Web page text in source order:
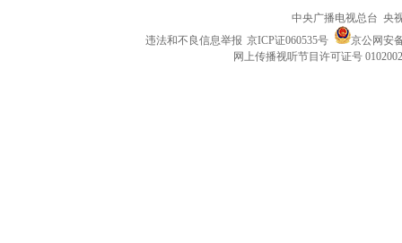
中央广播电视总台 央
违法和不良信息举报 京ICP证060535号
京公网安
网上传播视听节目许可证号